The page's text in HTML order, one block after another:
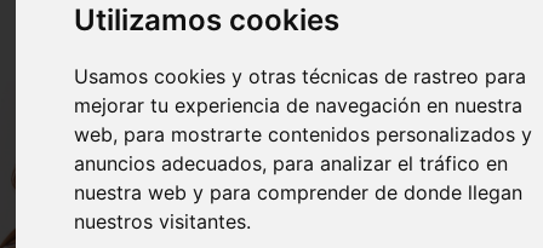
Utilizamos cookies
Usamos cookies y otras técnicas de rastreo para
mejorar tu experiencia de navegación en nuestra
web, para mostrarte contenidos personalizados y
anuncios adecuados, para analizar el tráfico en
nuestra web y para comprender de donde llegan
nuestros visitantes.